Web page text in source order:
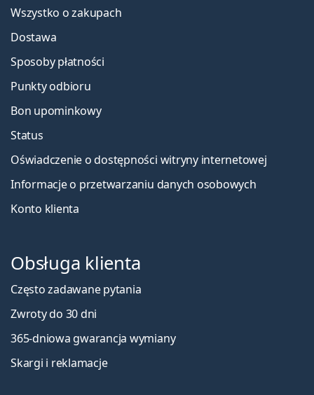
Wszystko o zakupach
Dostawa
Sposoby płatności
Punkty odbioru
Bon upominkowy
Status
Oświadczenie o dostępności witryny internetowej
Informacje o przetwarzaniu danych osobowych
Konto klienta
Obsługa klienta
Często zadawane pytania
Zwroty do 30 dni
365-dniowa gwarancja wymiany
Skargi i reklamacje